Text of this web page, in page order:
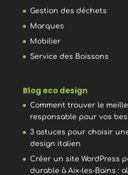
Gestion des déchets
Marques
Mobilier
Service des Boissons
Blog eco design
Comment trouver le
responsable pour vos
3 astuces pour choisir
design italien
Créer un site WordPress
durable à Aix-les-Bains :